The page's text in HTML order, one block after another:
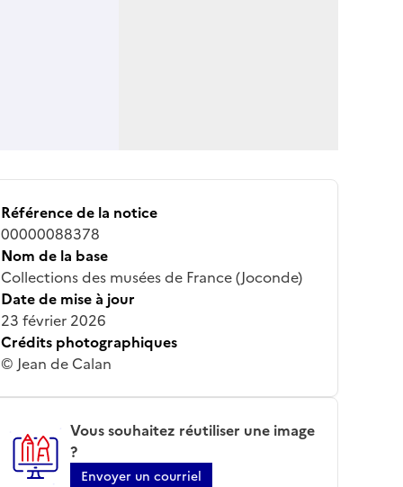
Référence de la notice
00000088378
Nom de la base
Collections des musées de France (Joconde)
Date de mise à jour
23 février 2026
Crédits photographiques
© Jean de Calan
Vous souhaitez réutiliser une image
?
Envoyer un courriel